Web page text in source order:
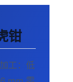
钳
工：低